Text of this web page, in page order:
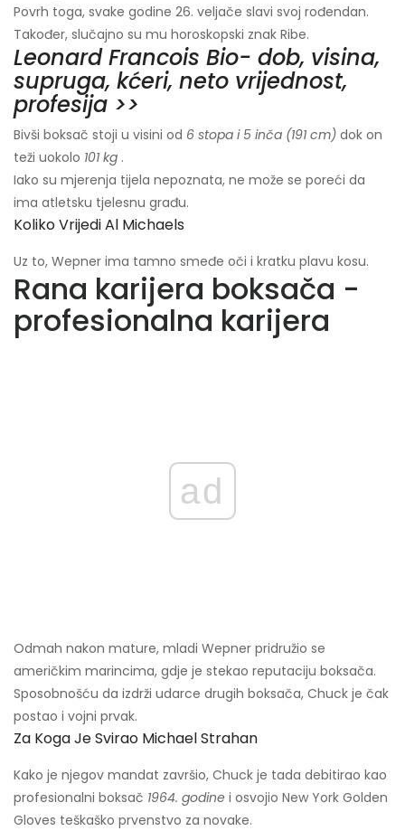
Povrh toga, svake godine 26. veljače slavi svoj rođendan.
Također, slučajno su mu horoskopski znak Ribe.
Leonard Francois Bio- dob, visina,
supruga, kćeri, neto vrijednost,
profesija >>
Bivši boksač stoji u visini od 6 stopa i 5 inča (191 cm) dok on
teži uokolo 101 kg .
Iako su mjerenja tijela nepoznata, ne može se poreći da
ima atletsku tjelesnu građu.
Koliko Vrijedi Al Michaels
Uz to, Wepner ima tamno smeđe oči i kratku plavu kosu.
Rana karijera boksača -
profesionalna karijera
ad
Odmah nakon mature, mladi Wepner pridružio se
američkim marincima, gdje je stekao reputaciju boksača.
Sposobnošću da izdrži udarce drugih boksača, Chuck je čak
postao i vojni prvak.
Za Koga Je Svirao Michael Strahan
Kako je njegov mandat završio, Chuck je tada debitirao kao
profesionalni boksač 1964. godine i osvojio New York Golden
Gloves teškaško prvenstvo za novake.